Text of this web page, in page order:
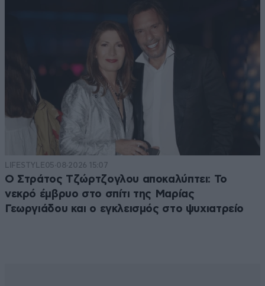
LIFESTYLE05·08·2026 15:07
Ο Στράτος Τζώρτζογλου αποκαλύπτει: Το
νεκρό έμβρυο στο σπίτι της Μαρίας
Γεωργιάδου και ο εγκλεισμός στο ψυχιατρείο